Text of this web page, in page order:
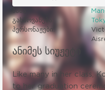
ბაზა:
გახმოვანება:
პერსონაჟები:
ანიმეს სიუჟეტი
Like many in her class,
to her graduation